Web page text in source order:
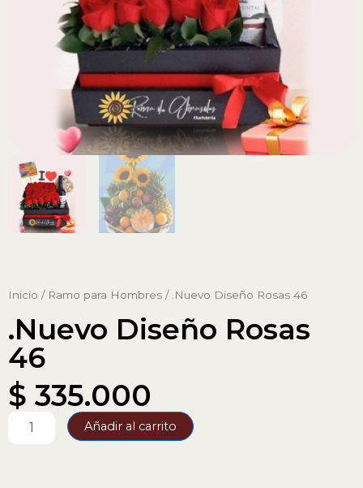
Inicio / Ramo para Hombres / .Nuevo Diseño Rosas 46
.Nuevo Diseño Rosas
46
$ 335.000
Diseño
Añadir al carrito